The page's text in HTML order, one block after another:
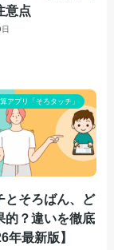
意点
アプリ「そろタッチ」
とそろばん、ど
的？違いを徹底
年最新版】